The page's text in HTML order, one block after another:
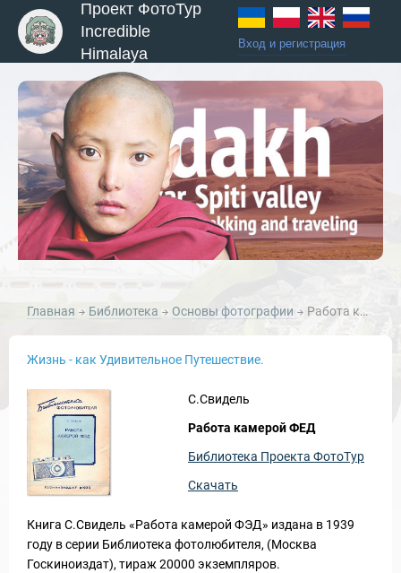
и Туры
Новости и Отчеты
Проект ФотоТур
Incredible
Himalaya
Вход и регистрация
Главная Библиотека Основы фотографии Работа камерой ФЕД
Жизнь - как Удивительное Путешествие.
С.Свидель
Работа камерой ФЕД
Библиотека Проекта ФотоТур
Скачать
Книга С.Свидель «Работа камерой ФЭД» издана в 1939
году в серии Библиотека фотолюбителя, (Москва
Госкиноиздат), тираж 20000 экземпляров.